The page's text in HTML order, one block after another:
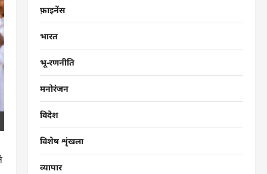
फ़ाइनेंस
भारत
भू-रणनीति
मनोरंजन
विदेश
विशेष शृंखला
व्यापार